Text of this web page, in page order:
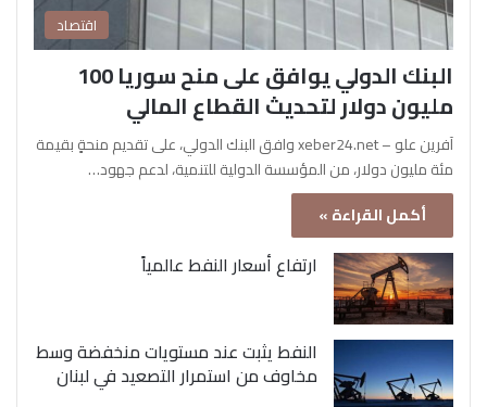
اقتصاد
البنك الدولي يوافق على منح سوريا 100
مليون دولار لتحديث القطاع المالي
آفرين علو – xeber24.net وافق البنك الدولي، على تقديم منحةٍ بقيمة
مئة مليون دولار، من المؤسسة الدولية للتنمية، لدعم جهود…
أكمل القراءة »
ارتفاع أسعار النفط عالمياً
النفط يثبت عند مستويات منخفضة وسط
مخاوف من استمرار التصعيد في لبنان